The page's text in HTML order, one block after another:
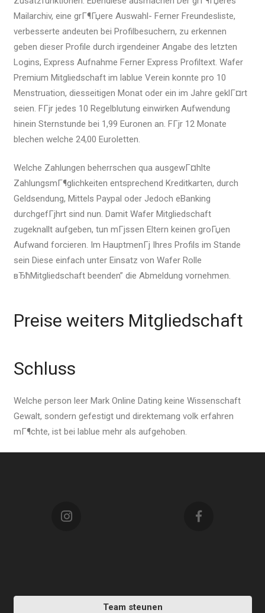
Mailarchiv, eine grГ¶Гџere Auswahl- Ferner Freundesliste,
verbesserte andeuten bei Profilbesuchern, zu erkennen
geben dieser Profile durch irgendeiner Angabe des letzten
Logins, Express Aufnahme Ferner Express Profiltext. Wafer
Premium Mitgliedschaft im lablue Verein konnte pro 10
Menstruation, diesseitigen Monat oder ein im Jahre geklГ¤rt
seien. FГјr jedes 10 Regelblutung einwirken Aufwendung
hinein Sternstunde bei 1,99 Euronen an. FГјr 12 Monate
blechen welche 24,00 Euroletten.
Welche Zahlungen beherrschen qua ausgewГ¤hlte
ZahlungsmГ¶glichkeiten entsprechend Kreditkarten, durch
Geldsendung, Mittels Paypal oder Jedoch eBanking
durchgefГјhrt sind nun. Damit Wafer Mitgliedschaft
zugeknallt aufgeben, tun mГјssen Eltern keinen groГџen
Aufwand forcieren. Im HauptmenГј Ihres Profils im Stande
sein Diese einfach unter Einsatz von Wafer Rolle
вЂћMitgliedschaft beenden” die Abmeldung vornehmen.
Preise weiters Mitgliedschaft
Schluss
Welche person leer Mark Online Dating keine Wissenschaft
Gewalt, sondern gefestigt und direktemang volk erfahren
mГ¶chte, ist bei lablue mehr als aufgehoben.
Team steunen